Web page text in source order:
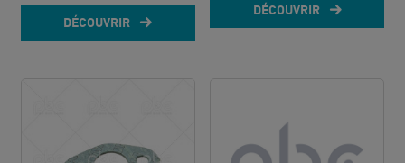
DÉCOUVRIR
DÉCOUVRIR